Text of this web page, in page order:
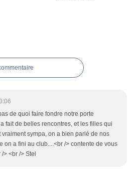
de quoi faire fondre notre porte
fait de belles rencontres, et les filles qui
sympa, on a bien parlé de nos
on a fini au club....<br /> contente de vous
> <br /> Stel